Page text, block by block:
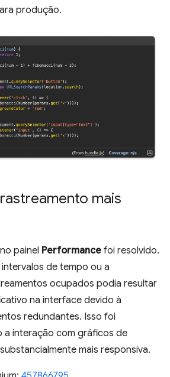
produção.
mais
painel Performance foi resolvido.
de tempo ou a
ocupados podia resultar
na interface devido à
redundantes. Isso foi
a interação com gráficos de
mais responsiva.